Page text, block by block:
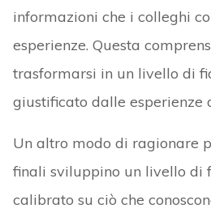
informazioni che i colleghi
esperienze. Questa
trasformarsi in un livello di
giustificato dalle esperienze
Un altro modo di ragionare
finali sviluppino un livello di
calibrato su ciò che